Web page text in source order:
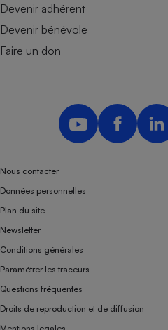
Devenir adhérent
Devenir bénévole
Faire un don
Nous contacter
Données personnelles
Plan du site
Newsletter
Conditions générales
Paramétrer les traceurs
Questions fréquentes
Droits de reproduction et de diffusion